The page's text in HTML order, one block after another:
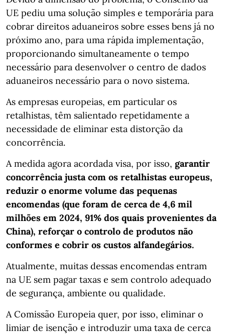
UE pediu uma solução simples e temporária para
cobrar direitos aduaneiros sobre esses bens já no
próximo ano, para uma rápida implementação,
proporcionando simultaneamente o tempo
necessário para desenvolver o centro de dados
aduaneiros necessário para o novo sistema.
As empresas europeias, em particular os
retalhistas, têm salientado repetidamente a
necessidade de eliminar esta distorção da
concorrência.
A medida agora acordada visa, por isso, garantir
concorrência justa com os retalhistas europeus,
reduzir o enorme volume das pequenas
encomendas (que foram de cerca de 4,6 mil
milhões em 2024, 91% dos quais provenientes da
China), reforçar o controlo de produtos não
conformes e cobrir os custos alfandegários.
Atualmente, muitas dessas encomendas entram
na UE sem pagar taxas e sem controlo adequado
de segurança, ambiente ou qualidade.
A Comissão Europeia quer, por isso, eliminar o
limiar de isenção e introduzir uma taxa de cerca